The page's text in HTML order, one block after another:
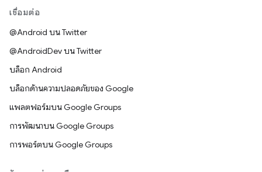
เชื่อมต่อ
@Android บน Twitter
@AndroidDev บน Twitter
บล็อก Android
บล็อกด้านความปลอดภัยของ Google
แพลตฟอร์มบน Google Groups
การพัฒนาบน Google Groups
การพอร์ตบน Google Groups